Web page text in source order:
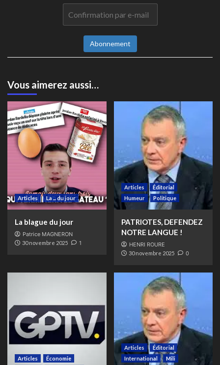
Abonnement
Vous aimerez aussi…
Articles La ... du jour
La blague du jour
Patrice MAGNERON
30 novembre 2025 1
Articles
Éditorial
Humeur
Politique
PATRIOTES, DEFENDEZ
NOTRE LANGUE !
HENRI ROURE
30 novembre 2025 0
Articles
Économie
Articles
Éditorial
International
Mili